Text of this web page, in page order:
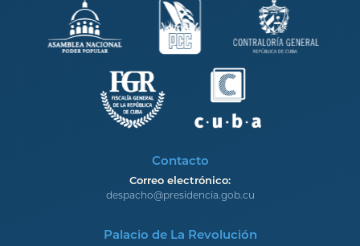
Contacto
Correo electrónico:
despacho@presidencia.gob.cu
Palacio de La Revolución